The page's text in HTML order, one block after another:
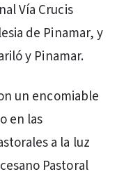
Vía Crucis
de Pinamar, y
y Pinamar.
un encomiable
en las
a la luz
Pastoral